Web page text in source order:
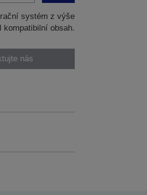
systém z výše
kompatibilní obsah.
nás